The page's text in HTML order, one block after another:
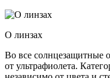
О линзах
Во все солнцезащитные
от ультрафиолета.